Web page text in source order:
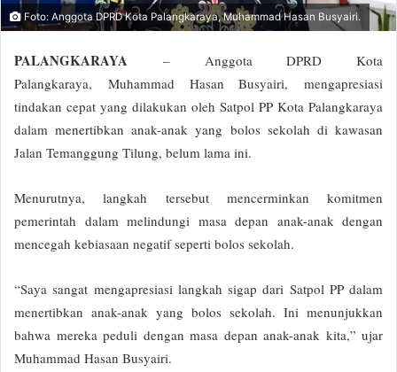
Foto: Anggota DPRD Kota Palangkaraya, Muhammad Hasan Busyairi.
PALANGKARAYA – Anggota DPRD Kota
Palangkaraya, Muhammad Hasan Busyairi, mengapresiasi
tindakan cepat yang dilakukan oleh Satpol PP Kota Palangkaraya
dalam menertibkan anak-anak yang bolos sekolah di kawasan
Jalan Temanggung Tilung, belum lama ini.
Menurutnya, langkah tersebut mencerminkan komitmen
pemerintah dalam melindungi masa depan anak-anak dengan
mencegah kebiasaan negatif seperti bolos sekolah.
“Saya sangat mengapresiasi langkah sigap dari Satpol PP dalam
menertibkan anak-anak yang bolos sekolah. Ini menunjukkan
bahwa mereka peduli dengan masa depan anak-anak kita,” ujar
Muhammad Hasan Busyairi.